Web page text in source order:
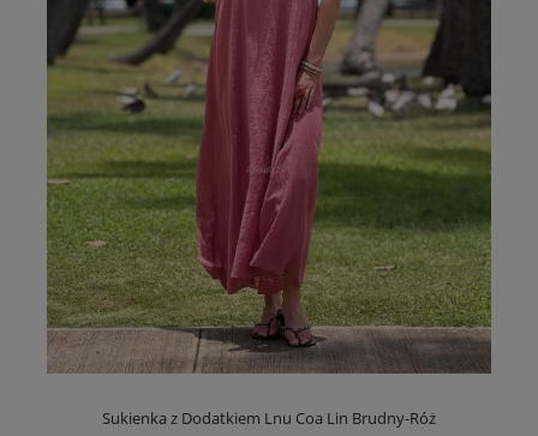
Sukienka z Dodatkiem Lnu Coa Lin Brudny-Róż